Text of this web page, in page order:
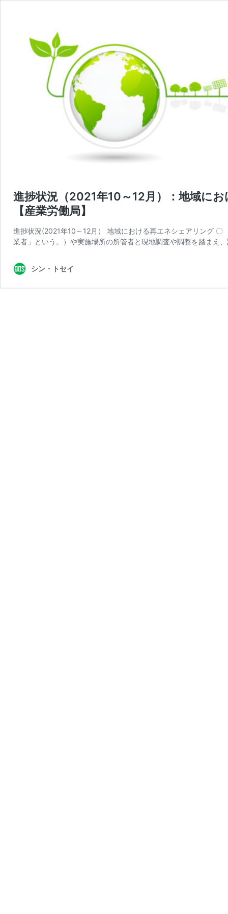
進捗状況（2021年10～12月）：地域に
【産業労働局】
進捗状況(2021年10～12月） 地域における再エネシェアリング
業者」という。）や実施場所の所管者と現地調査や調整を踏まえ
シン・トセイ